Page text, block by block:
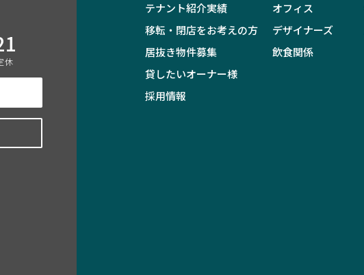
休
テナント紹介実績
移転・閉店をお考えの方
居抜き物件募集
貸したいオーナー様
採用情報
オフィス
デザイナーズ
飲食関係